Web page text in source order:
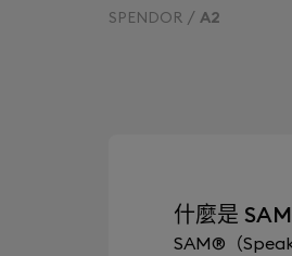
SPENDOR A2
什麼是
SAM®（